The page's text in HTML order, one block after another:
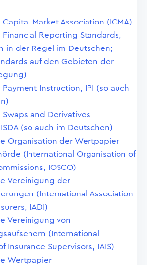
Market Association (ICMA)
Financial Reporting Standards,
in der Regel im Deutschen;
auf den Gebieten der
Instruction, IPI (so auch
Swaps and Derivatives
(so auch im Deutschen)
Organisation der Wertpapier-
(International Organisation of
IOSCO)
Vereinigung der
(International Association
IADI)
Vereinigung von
(International
Insurance Supervisors, IAIS)
Wertpapier-